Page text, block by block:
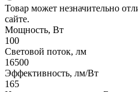
Товар может незначительно
сайте.
Мощность, Вт
100
Световой поток, лм
16500
Эффективность, лм/Вт
165